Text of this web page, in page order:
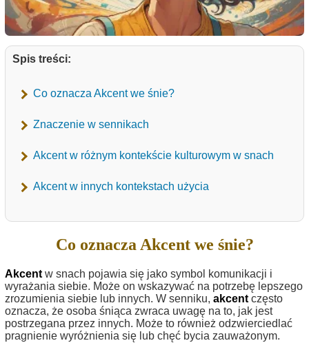
Spis treści:
Co oznacza Akcent we śnie?
Znaczenie w sennikach
Akcent w różnym kontekście kulturowym w snach
Akcent w innych kontekstach użycia
Co oznacza Akcent we śnie?
Akcent w snach pojawia się jako symbol komunikacji i
wyrażania siebie. Może on wskazywać na potrzebę lepszego
zrozumienia siebie lub innych. W senniku, akcent często
oznacza, że osoba śniąca zwraca uwagę na to, jak jest
postrzegana przez innych. Może to również odzwierciedlać
pragnienie wyróżnienia się lub chęć bycia zauważonym.